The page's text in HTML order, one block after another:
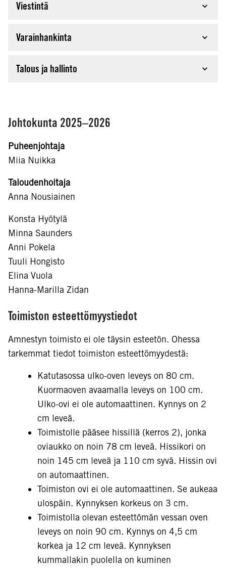
Viestintä
Click here to toggle the accordion
Varainhankinta
Click here to toggle the accordion
Talous ja hallinto
Click here to toggle the accordion
Johtokunta 2025–2026
Puheenjohtaja
Miia Nuikka
Taloudenhoitaja
Anna Nousiainen
Konsta Hyötylä
Minna Saunders
Anni Pokela
Tuuli Hongisto
Elina Vuola
Hanna-Marilla Zidan
Toimiston esteettömyystiedot
Amnestyn toimisto ei ole täysin esteetön. Ohessa
tarkemmat tiedot toimiston esteettömyydestä:
Katutasossa ulko-oven leveys on 80 cm.
Kuormaoven avaamalla leveys on 100 cm.
Ulko-ovi ei ole automaattinen. Kynnys on 2
cm leveä.
Toimistolle pääsee hissillä (kerros 2), jonka
oviaukko on noin 78 cm leveä. Hissikori on
noin 145 cm leveä ja 110 cm syvä. Hissin ovi
on automaattinen.
Toimiston ovi ei ole automaattinen. Se aukeaa
ulospäin. Kynnyksen korkeus on 3 cm.
Toimistolla olevan esteettömän vessan oven
leveys on noin 90 cm. Kynnys on 4,5 cm
korkea ja 12 cm leveä. Kynnyksen
kummallakin puolella on kuminen